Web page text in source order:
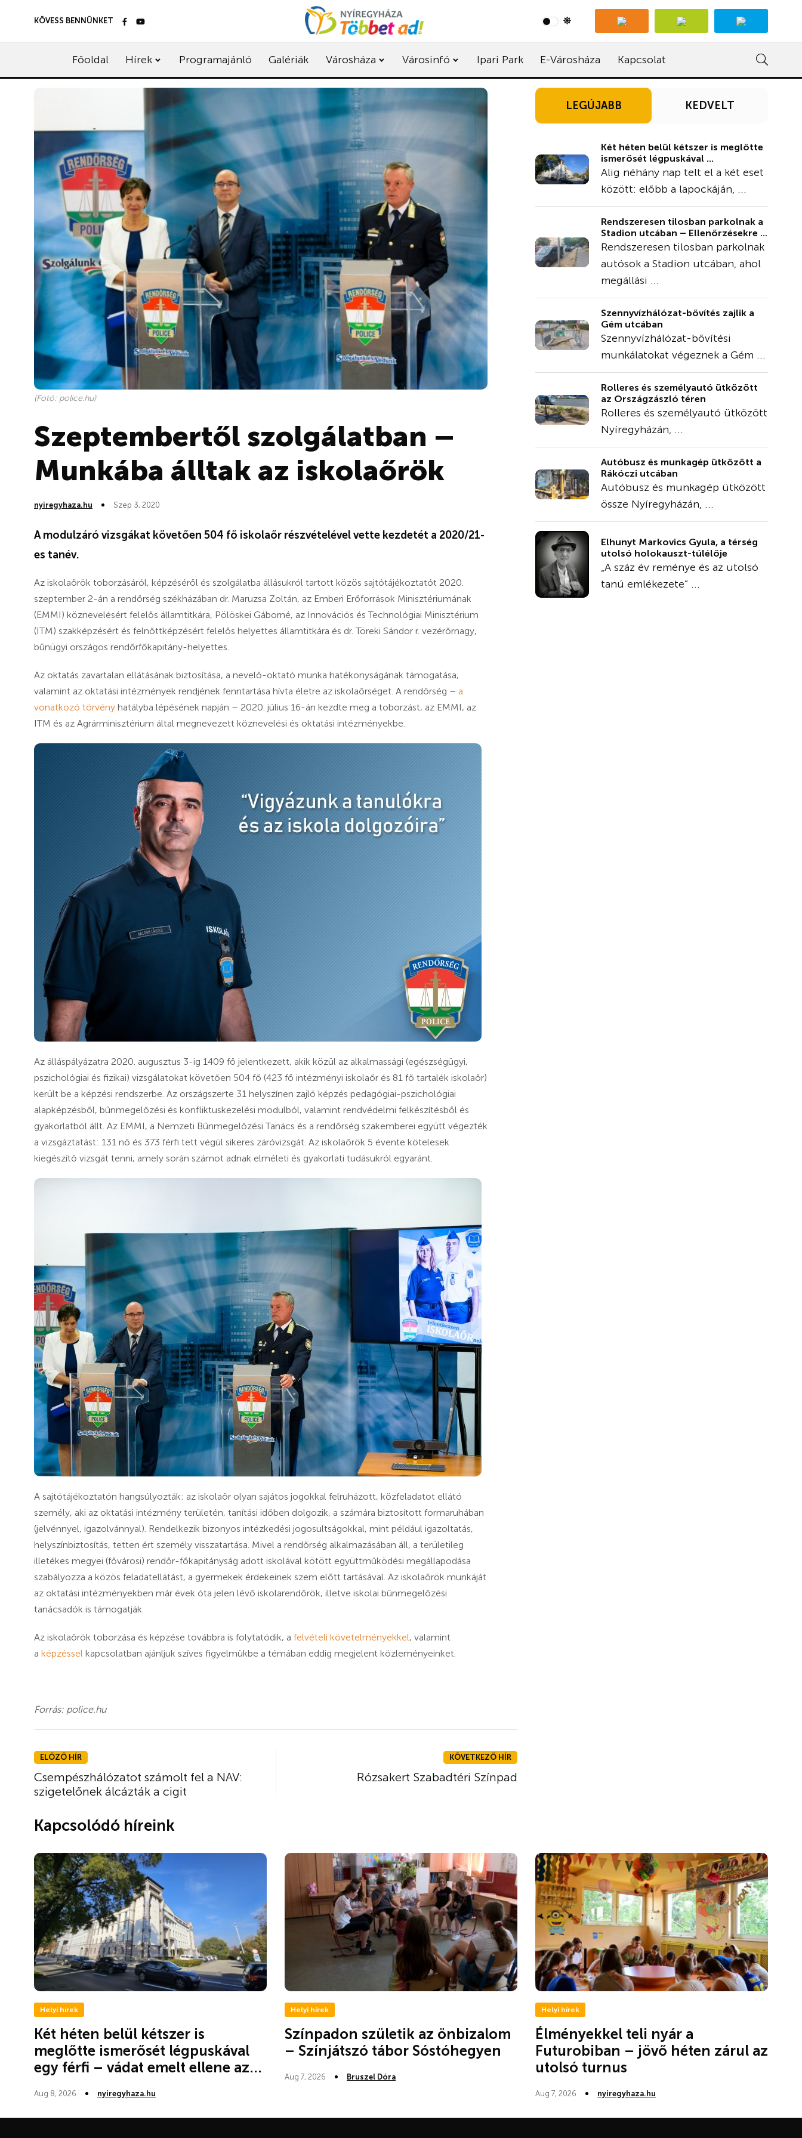
KÖVESS BENNÜNKET
Főoldal Hírek Programajánló Galériák Városháza Városinfó Ipari Park E-Városháza Kapcsolat
(Fotó: police.hu)
Szeptembertől szolgálatban –
Munkába álltak az iskolaőrök
nyiregyhaza.hu Szep 3, 2020
A modulzáró vizsgákat követően 504 fő iskolaőr részvételével vette kezdetét a 2020/21-
es tanév.
Az iskolaőrök toborzásáról, képzéséről és szolgálatba állásukról tartott közös sajtótájékoztatót 2020.
szeptember 2-án a rendőrség székházában dr. Maruzsa Zoltán, az Emberi Erőforrások Minisztériumának
(EMMI) köznevelésért felelős államtitkára, Pölöskei Gáborné, az Innovációs és Technológiai Minisztérium
(ITM) szakképzésért és felnőttképzésért felelős helyettes államtitkára és dr. Töreki Sándor r. vezérőrnagy,
bűnügyi országos rendőrfőkapitány-helyettes.
Az oktatás zavartalan ellátásának biztosítása, a nevelő-oktató munka hatékonyságának támogatása,
valamint az oktatási intézmények rendjének fenntartása hívta életre az iskolaőrséget. A rendőrség – a
vonatkozó törvény hatályba lépésének napján – 2020. július 16-án kezdte meg a toborzást, az EMMI, az
ITM és az Agrárminisztérium által megnevezett köznevelési és oktatási intézményekbe.
Az álláspályázatra 2020. augusztus 3-ig 1409 fő jelentkezett, akik közül az alkalmassági (egészségügyi,
pszichológiai és fizikai) vizsgálatokat követően 504 fő (423 fő intézményi iskolaőr és 81 fő tartalék iskolaőr)
került be a képzési rendszerbe. Az országszerte 31 helyszínen zajló képzés pedagógiai-pszichológiai
alapképzésből, bűnmegelőzési és konfliktuskezelési modulból, valamint rendvédelmi felkészítésből és
gyakorlatból állt. Az EMMI, a Nemzeti Bűnmegelőzési Tanács és a rendőrség szakemberei együtt végezték
a vizsgáztatást: 131 nő és 373 férfi tett végül sikeres záróvizsgát. Az iskolaőrök 5 évente kötelesek
kiegészítő vizsgát tenni, amely során számot adnak elméleti és gyakorlati tudásukról egyaránt.
A sajtótájékoztatón hangsúlyozták: az iskolaőr olyan sajátos jogokkal felruházott, közfeladatot ellátó
személy, aki az oktatási intézmény területén, tanítási időben dolgozik, a számára biztosított formaruhában
(jelvénnyel, igazolvánnyal). Rendelkezik bizonyos intézkedési jogosultságokkal, mint például igazoltatás,
helyszínbiztosítás, tetten ért személy visszatartása. Mivel a rendőrség alkalmazásában áll, a területileg
illetékes megyei (fővárosi) rendőr-főkapitányság adott iskolával kötött együttműködési megállapodása
szabályozza a közös feladatellátást, a gyermekek érdekeinek szem előtt tartásával. Az iskolaőrök munkáját
az oktatási intézményekben már évek óta jelen lévő iskolarendőrök, illetve iskolai bűnmegelőzési
tanácsadók is támogatják.
Az iskolaőrök toborzása és képzése továbbra is folytatódik, a felvételi követelményekkel, valamint
a képzéssel kapcsolatban ajánljuk szíves figyelmükbe a témában eddig megjelent közleményeinket.
Forrás: police.hu
ELŐZŐ HÍR
Csempészhálózatot számolt fel a NAV:
szigetelőnek álcázták a cigit
KÖVETKEZŐ HÍR
Rózsakert Szabadtéri Színpad
LEGÚJABB KEDVELT
Két héten belül kétszer is meglőtte
ismerősét légpuskával ...
Alig néhány nap telt el a két eset
között: előbb a lapockáján, ...
Rendszeresen tilosban parkolnak a
Stadion utcában – Ellenőrzésekre ...
Rendszeresen tilosban parkolnak
autósok a Stadion utcában, ahol
megállási ...
Szennyvízhálózat-bővítés zajlik a
Gém utcában
Szennyvízhálózat-bővítési
munkálatokat végeznek a Gém ...
Rolleres és személyautó ütközött
az Országzászló téren
Rolleres és személyautó ütközött
Nyíregyházán, ...
Autóbusz és munkagép ütközött a
Rákóczi utcában
Autóbusz és munkagép ütközött
össze Nyíregyházán, ...
Elhunyt Markovics Gyula, a térség
utolsó holokauszt-túlélője
„A száz év reménye és az utolsó
tanú emlékezete” ...
Kapcsolódó híreink
Helyi hírek
Két héten belül kétszer is
meglőtte ismerősét légpuskával
egy férfi – vádat emelt ellene az...
Aug 8, 2026 nyiregyhaza.hu
Helyi hírek
Színpadon születik az önbizalom
– Színjátszó tábor Sóstóhegyen
Aug 7, 2026 Bruszel Dóra
Helyi hírek
Élményekkel teli nyár a
Futurobiban – jövő héten zárul az
utolsó turnus
Aug 7, 2026 nyiregyhaza.hu